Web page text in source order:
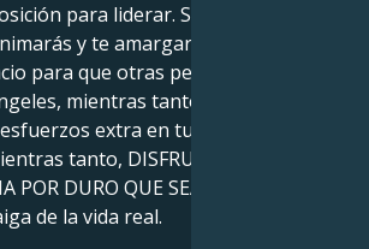
para liderar. Si sólo miras el
y te amargarás. Los Ángeles
para que otras personas también
mientras tanto, te advierten
extra en tus metas y
tanto, DISFRUTA DE TU
POR DURO QUE SEA y no dejes que
de la vida real.